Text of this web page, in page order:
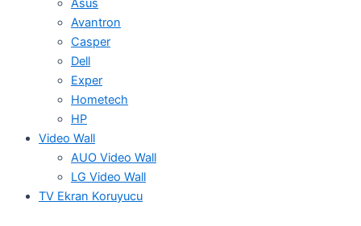
Asus
Avantron
Casper
Dell
Exper
Hometech
HP
Video Wall
AUO Video Wall
LG Video Wall
TV Ekran Koruyucu